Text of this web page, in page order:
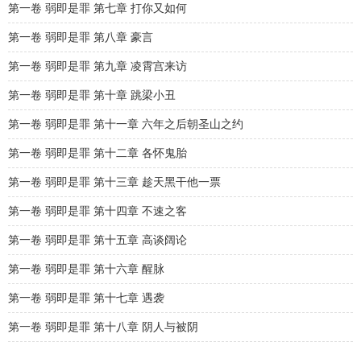
第一卷 弱即是罪 第七章 打你又如何
第一卷 弱即是罪 第八章 豪言
第一卷 弱即是罪 第九章 凌霄宫来访
第一卷 弱即是罪 第十章 跳梁小丑
第一卷 弱即是罪 第十一章 六年之后朝圣山之约
第一卷 弱即是罪 第十二章 各怀鬼胎
第一卷 弱即是罪 第十三章 趁天黑干他一票
第一卷 弱即是罪 第十四章 不速之客
第一卷 弱即是罪 第十五章 高谈阔论
第一卷 弱即是罪 第十六章 醒脉
第一卷 弱即是罪 第十七章 遇袭
第一卷 弱即是罪 第十八章 阴人与被阴